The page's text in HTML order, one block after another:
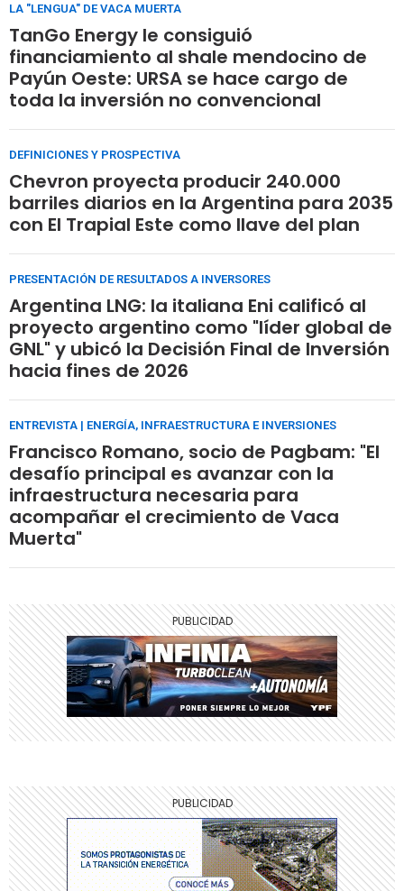
LA "LENGUA" DE VACA MUERTA
TanGo Energy le consiguió
financiamiento al shale mendocino de
Payún Oeste: URSA se hace cargo de
toda la inversión no convencional
DEFINICIONES Y PROSPECTIVA
Chevron proyecta producir 240.000
barriles diarios en la Argentina para 2035
con El Trapial Este como llave del plan
PRESENTACIÓN DE RESULTADOS A INVERSORES
Argentina LNG: la italiana Eni calificó al
proyecto argentino como "líder global de
GNL" y ubicó la Decisión Final de Inversión
hacia fines de 2026
ENTREVISTA | ENERGÍA, INFRAESTRUCTURA E INVERSIONES
Francisco Romano, socio de Pagbam: "El
desafío principal es avanzar con la
infraestructura necesaria para
acompañar el crecimiento de Vaca
Muerta"